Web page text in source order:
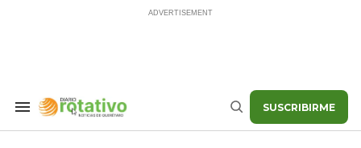
Search
Buscar SUSCRIBIRME